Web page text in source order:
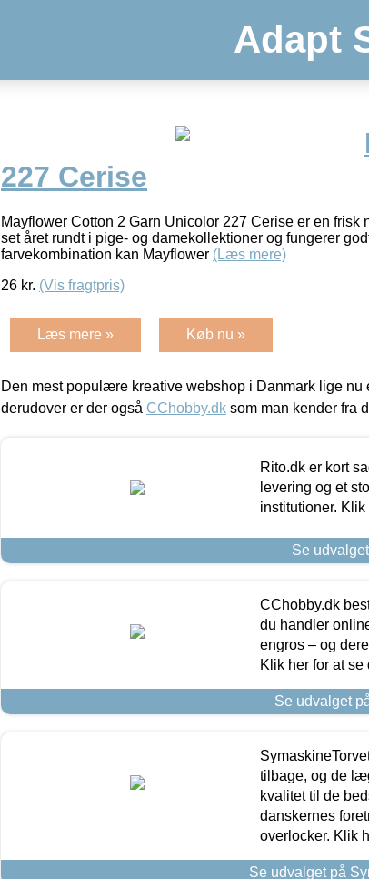
Adapt
227 Cerise
Mayflower Cotton 2 Garn Unicolor 227 Cerise er en
set året rundt i pige- og damekollektioner og fungerer
farvekombination kan Mayflower (Læs mere)
26 kr. (Vis fragtpris)
Læs mere » Køb nu »
Den mest populære kreative webshop i Danmark lige nu
derudover er der også CChobby.dk som man kender fra
Rito.dk er kort
levering og et
institutioner.
Se
CChobby.dk
du handler
engros – og
Klik her for at se
Se udvalget
tilbage, og de
kvalitet til de
danskernes
overlocker. Klik
Se udvalget på